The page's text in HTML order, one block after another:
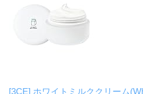
[3CE] ホワイトミルククリーム